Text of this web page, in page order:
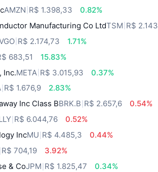
AMZN R$ 1.398,33
0.82%
Manufacturing Co LtdTSM R$
R$ 2.174,73
1.71%
683,51
15.83%
Inc.META R$ 3.015,93
0.37%
R$ 1.676,9
2.83%
Inc Class BBRK.B R$ 2.657,6
0.54%
R$ 6.044,76
0.52%
IncMU R$ 4.485,3
0.44%
R$ 704,19
3.92%
& CoJPM R$ 1.825,47
0.34%